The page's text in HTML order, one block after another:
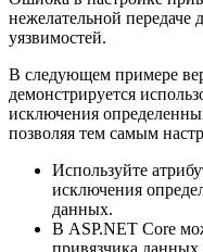
нежелательной
уязвимостей.
В следующем примере
демонстрируется
исключения
позволяя тем самым
Используйте
исключения
данных.
В ASP.NET Core